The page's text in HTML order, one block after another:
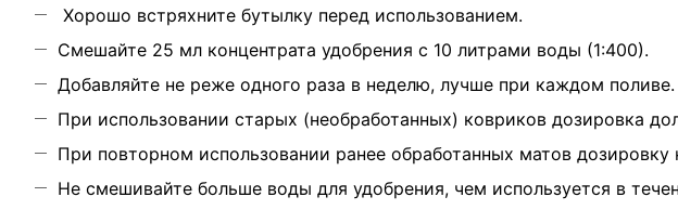
Хорошо встряхните бутылку перед использованием.
Смешайте 25 мл концентрата удобрения с 10 литрами воды (1:400).
Добавляйте не реже одного раза в неделю, лучше при каждом поливе.
При использовании старых (необработанных) ковриков дозировка
При повторном использовании ранее обработанных матов
Не смешивайте больше воды для удобрения, чем используется в